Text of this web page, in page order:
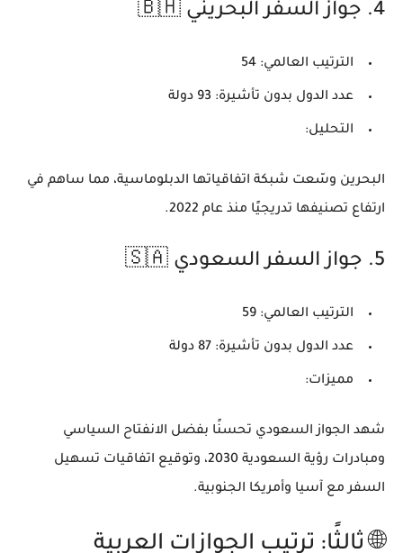
4. جواز السفر البحريني 🇧🇭
الترتيب العالمي:
عدد الدول بدون تأشيرة:
التحليل:
البحرين وسّعت شبكة اتفاقياتها الدبلوماسية، مما ساهم في
ارتفاع تصنيفها تدريجيًا منذ عام 2022.
5. جواز السفر السعودي 🇸🇦
الترتيب العالمي:
عدد الدول بدون تأشيرة:
مميزات:
شهد الجواز السعودي تحسنًا بفضل الانفتاح السياسي
ومبادرات رؤية السعودية 2030، وتوقيع اتفاقيات تسهيل
السفر مع آسيا وأمريكا الجنوبية.
🌐 ثالثًا: ترتيب الجوازات العربية